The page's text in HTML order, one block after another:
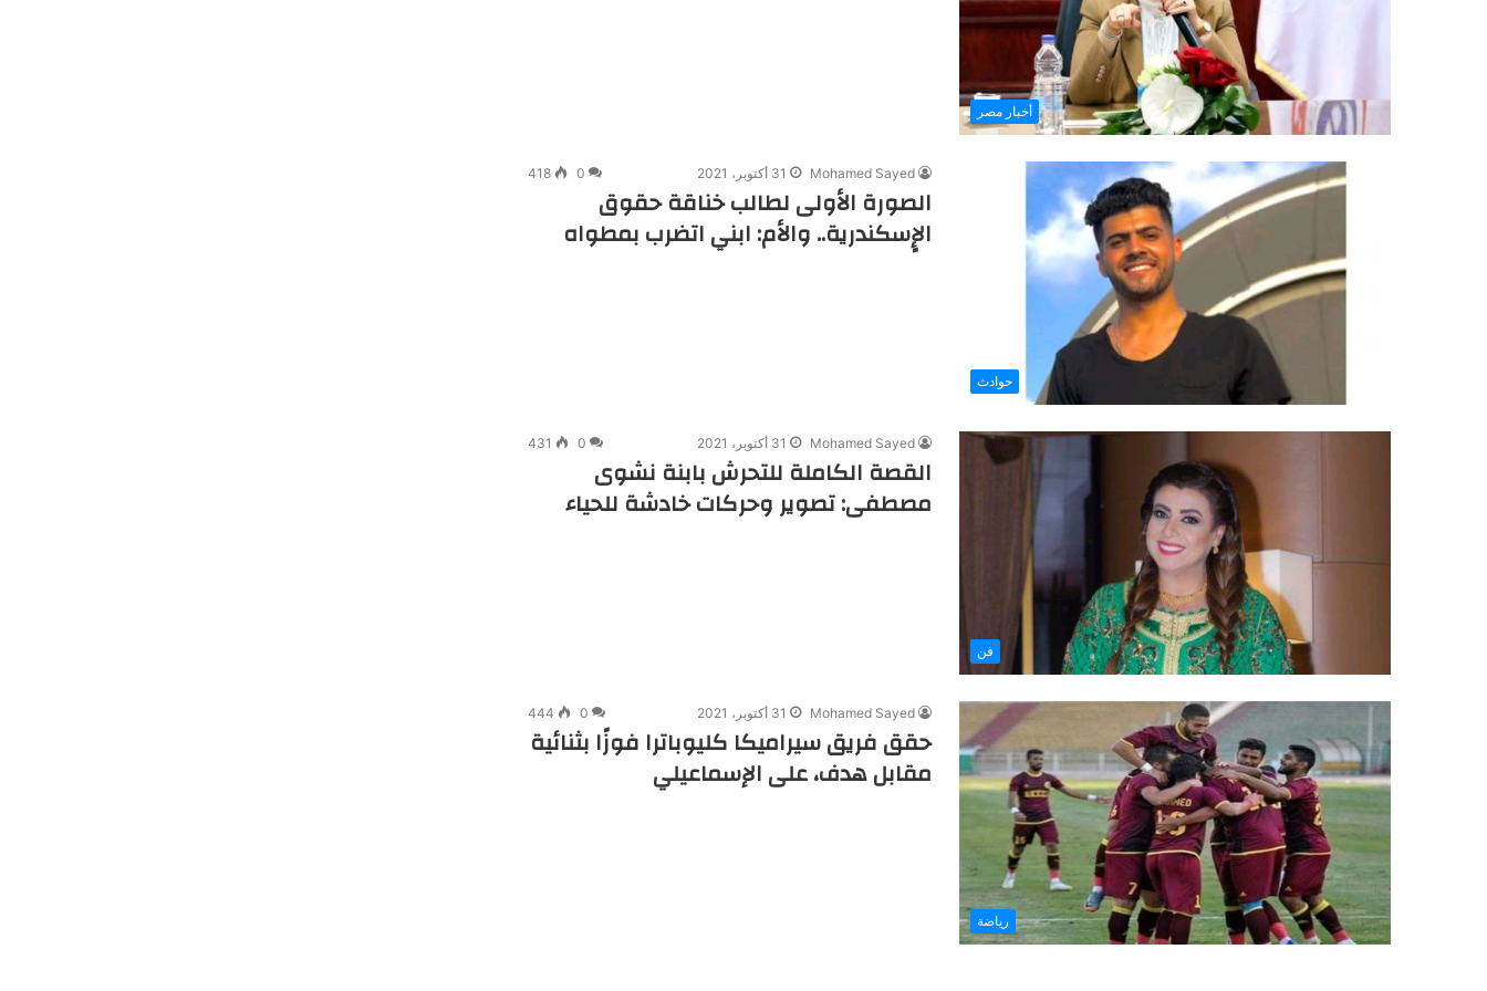
أخبار مصر
حوادث
Mohamed Sayed 31 أكتوبر، 2021 0
418
الصورة الأولى لطالب خناقة حقوق
الإٍسكندرية.. والأم: ابني اتضرب بمطواه
فن
Mohamed Sayed 31 أكتوبر، 2021 0
431
القصة الكاملة للتحرش بابنة نشوى
مصطفى: تصوير وحركات خادشة للحياء
رياضة
Mohamed Sayed 31 أكتوبر، 2021 0
444
حقق فريق سيراميكا كليوباترا فوزًا بثنائية
مقابل هدف، على الإسماعيلي